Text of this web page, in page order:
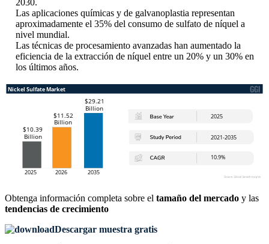
2030.
Las aplicaciones químicas y de galvanoplastia representan
aproximadamente el 35% del consumo de sulfato de níquel a
nivel mundial.
Las técnicas de procesamiento avanzadas han aumentado la
eficiencia de la extracción de níquel entre un 20% y un 30% en
los últimos años.
Obtenga información completa sobre el tamaño del mercado y las
tendencias de crecimiento
Descargar muestra gratis